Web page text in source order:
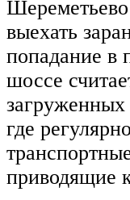
Шереметьево
выехать
попадание в
шоссе
загруженных
где
приводящие